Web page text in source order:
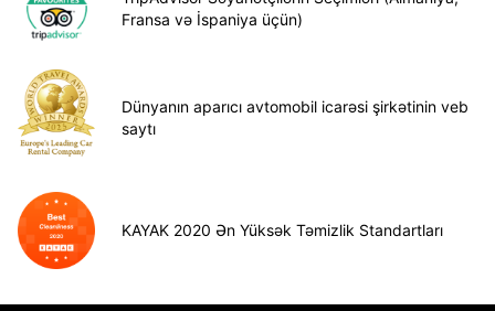
Fransa və İspaniya üçün)
Dünyanın aparıcı avtomobil icarəsi şirkətinin veb
saytı
KAYAK 2020 Ən Yüksək Təmizlik Standartları